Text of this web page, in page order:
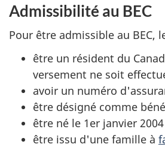
Admissibilité au BEC
Pour être admissible au BEC,
être un résident du
versement ne soit
avoir un numéro
être désigné comme
être né le 1er janvier
être issu d'une famille à